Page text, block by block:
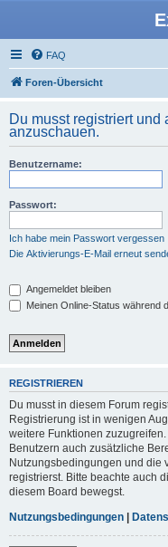
FAQ
Foren-Übersicht
Du musst registriert
anzuschauen.
Benutzername:
Passwort:
Ich habe mein Passwort vergessen
Die Aktivierungs-E-Mail erneut
Angemeldet bleiben
Meinen Online-Status während
REGISTRIEREN
Du musst in diesem Forum
Registrierung ist in wenigen
weitere Funktionen
Benutzern auch zusätzliche
Nutzungsbedingungen und die
registrierst. Bitte beachte auch
diesem Board bewegst.
Nutzungsbedingungen |